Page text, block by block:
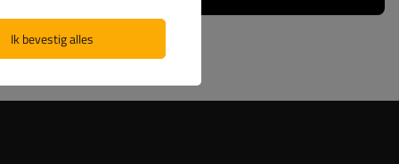
Ik bevestig alles